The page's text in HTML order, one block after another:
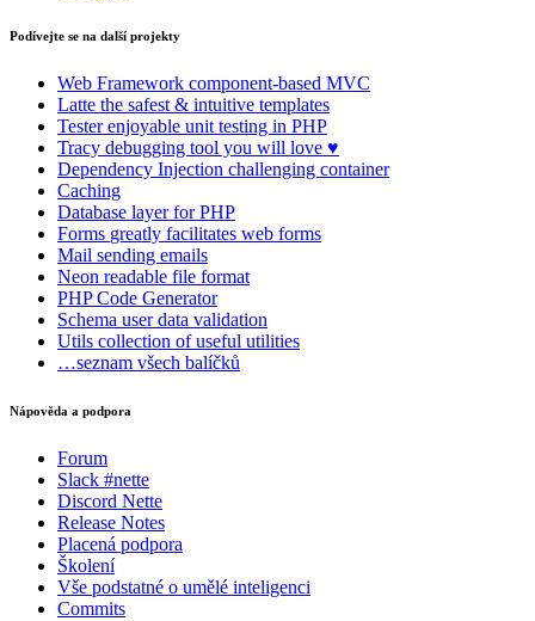
Podívejte se na další projekty
Web Framework component-based MVC
Latte the safest & intuitive templates
Testerenjoyable unit testing in PHP
Tracy debugging tool you will love ♥
Dependency Injection challenging container
Caching
Database layer for PHP
Forms greatly facilitates web forms
Mail sending emails
Neon readable file format
PHP Code Generator
Schema user data validation
Utils collection of useful utilities
…seznam všech balíčků
Nápověda a podpora
Forum
Slack #nette
Discord Nette
Release Notes
Placená podpora
Školení
Vše podstatné o umělé inteligenci
Commits